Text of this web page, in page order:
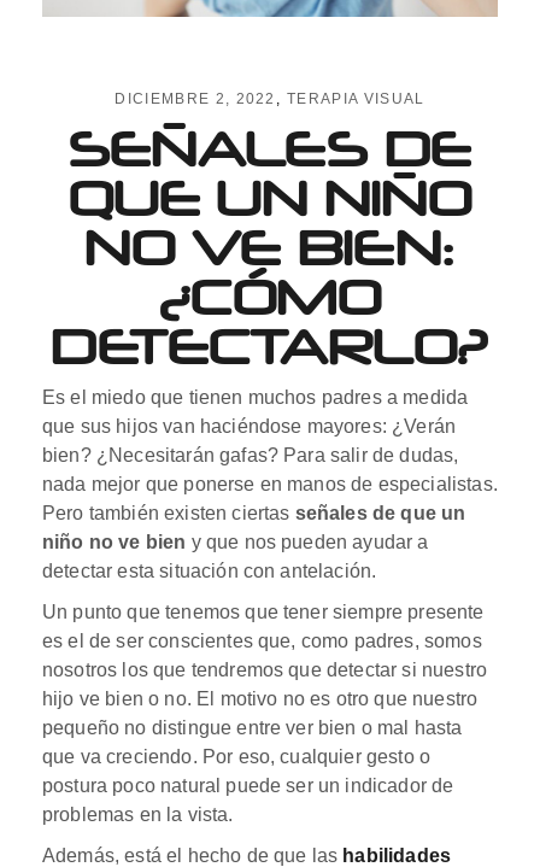
DICIEMBRE 2, 2022 TERAPIA VISUAL
SEÑALES DE
QUE UN NIÑO
NO VE BIEN:
¿CÓMO
DETECTARLO?
Es el miedo que tienen muchos padres a medida
que sus hijos van haciéndose mayores: ¿Verán
bien? ¿Necesitarán gafas? Para salir de dudas,
nada mejor que ponerse en manos de especialistas.
Pero también existen ciertas señales de que un
niño no ve bien y que nos pueden ayudar a
detectar esta situación con antelación.
Un punto que tenemos que tener siempre presente
es el de ser conscientes que, como padres, somos
nosotros los que tendremos que detectar si nuestro
hijo ve bien o no. El motivo no es otro que nuestro
pequeño no distingue entre ver bien o mal hasta
que va creciendo. Por eso, cualquier gesto o
postura poco natural puede ser un indicador de
problemas en la vista.
Además, está el hecho de que las habilidades